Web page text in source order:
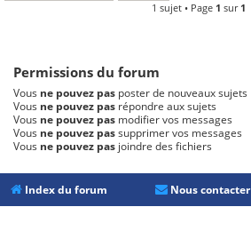
1 sujet • Page 1 sur 1
Permissions du forum
Vous ne pouvez pas poster de nouveaux sujets
Vous ne pouvez pas répondre aux sujets
Vous ne pouvez pas modifier vos messages
Vous ne pouvez passupprimer vos messages
Vous ne pouvez pas joindre des fichiers
Index du forum Nous contacter